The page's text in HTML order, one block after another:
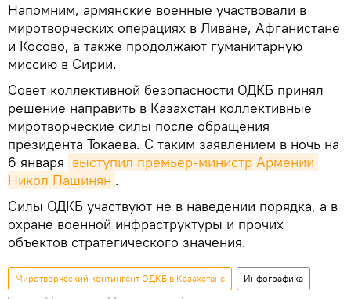
Напомним, армянские военные участвовали в
миротворческих операциях в Ливане, Афганистане
и Косово, а также продолжают гуманитарную
миссию в Сирии.
Совет коллективной безопасности ОДКБ принял
решение направить в Казахстан коллективные
миротворческие силы после обращения
президента Токаева. С таким заявлением в ночь на
6 января выступил премьер-министр Армении
Никол Пашинян .
Силы ОДКБ участвуют не в наведении порядка, а в
охране военной инфраструктуры и прочих
объектов стратегического значения.
Миротворческий контингент ОДКБ в Казахстане Инфографика